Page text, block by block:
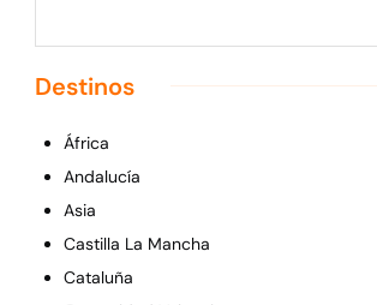
Destinos
África
Andalucía
Asia
Castilla La Mancha
Cataluña